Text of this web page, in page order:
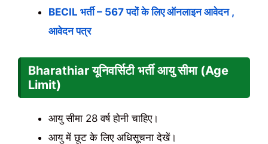
BECIL भर्ती – 567 पदों के लिए ऑनलाइन आवेदन ,
आवेदन पत्र
Bharathiar यूनिवर्सिटी भर्ती आयु सीमा (Age
Limit)
आयु सीमा 28 वर्ष होनी चाहिए।
आयु में छूट के लिए अधिसूचना देखें।